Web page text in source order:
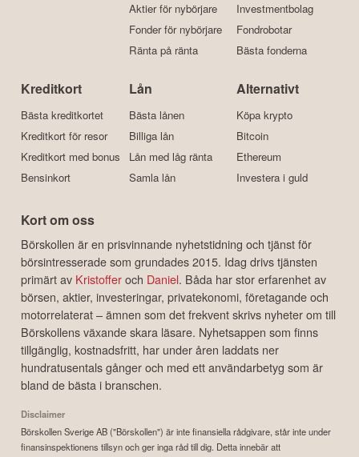
Aktier för nybörjare
Fonder för nybörjare
Ränta på ränta
Investmentbolag
Fondrobotar
Bästa fonderna
Kreditkort
Bästa kreditkortet
Kreditkort för resor
Kreditkort med bonus
Bensinkort
Lån
Bästa lånen
Billiga lån
Lån med låg ränta
Samla lån
Alternativt
Köpa krypto
Bitcoin
Ethereum
Investera i guld
Kort om oss
Börskollen är en prisvinnande nyhetstidning och tjänst för
börsintresserade som grundades 2015. Idag drivs tjänsten
primärt av Kristofferoch Daniel. Båda har stor erfarenhet av
börsen, aktier, investeringar, privatekonomi, företagande och
motorrelaterat – ämnen som det frekvent skrivs nyheter om till
Börskollens växande skara läsare. Nyhetsappen som finns
tillgänglig, kostnadsfritt, har under åren laddats ner
hundratusentals gånger och med ett användarbetyg som är
bland de bästa i branschen.
Disclaimer
Börskollen Sverige AB ("Börskollen") är inte finansiella rådgivare, står inte under
finansinspektionens tillsyn och ger inga råd till dig. Detta innebär att